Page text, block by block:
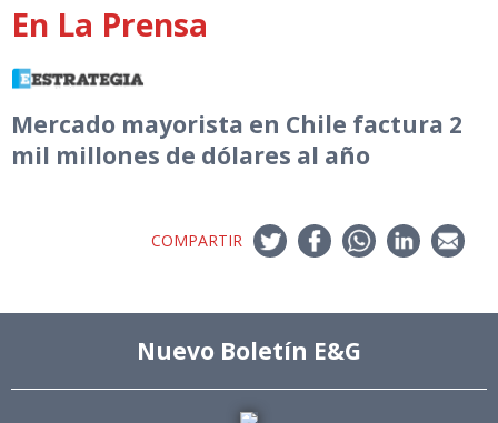
En La Prensa
Mercado mayorista en Chile factura 2
mil millones de dólares al año
COMPARTIR
Nuevo Boletín E&G